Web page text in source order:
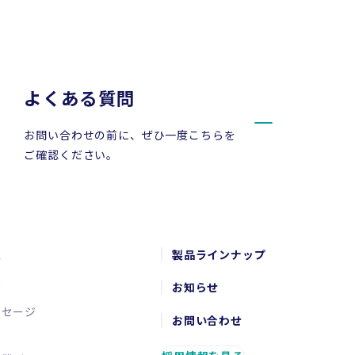
よくある質問
お問い合わせの前に、ぜひ一度こちらを
ご確認ください。
ージ
製品ラインナップ
お知らせ
お問い合わせ